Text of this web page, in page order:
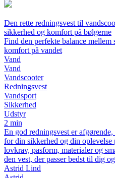
Den rette redningsvest til
sikkerhed og komfort på bølgerne
Find den perfekte balance
komfort på vandet
Vand
Vand
Vandscooter
Redningsvest
Vandsport
Sikkerhed
Udstyr
2 min
En god redningsvest er
for din sikkerhed og din
lovkrav, pasform, materialer og
den vest, der passer bedst til dig
Astrid Lind